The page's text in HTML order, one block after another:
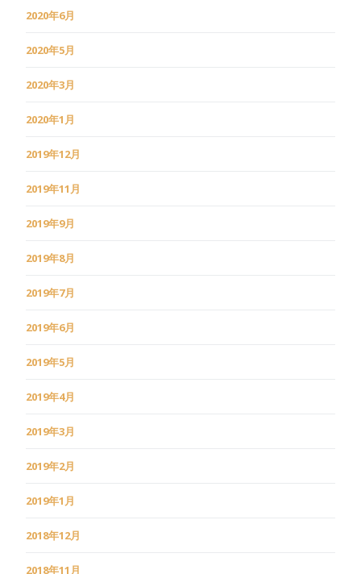
2020年6月
2020年5月
2020年3月
2020年1月
2019年12月
2019年11月
2019年9月
2019年8月
2019年7月
2019年6月
2019年5月
2019年4月
2019年3月
2019年2月
2019年1月
2018年12月
2018年11月